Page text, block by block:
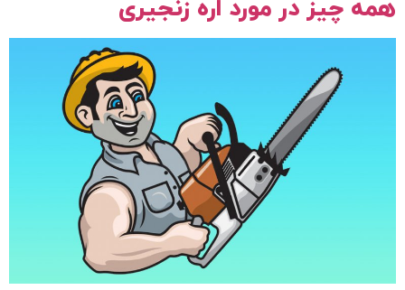
همه چیز در مورد اره زنجیری